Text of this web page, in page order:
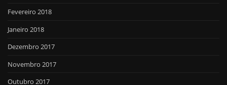
Fevereiro 2018
Janeiro 2018
Dezembro 2017
Novembro 2017
Outubro 2017